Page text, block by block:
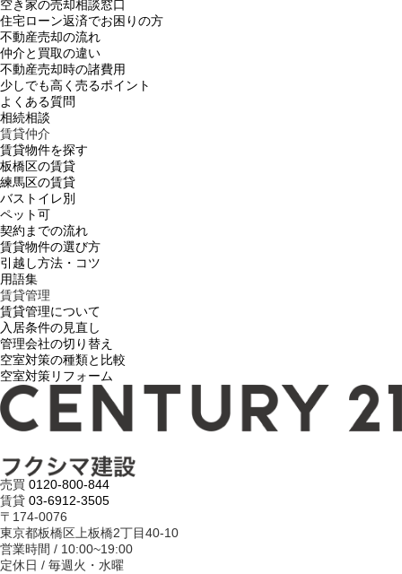
空き家の売却相談窓口
住宅ローン返済でお困りの方
不動産売却の流れ
仲介と買取の違い
不動産売却時の諸費用
少しでも高く売るポイント
よくある質問
相続相談
賃貸仲介
賃貸物件を探す
板橋区の賃貸
練馬区の賃貸
バストイレ別
ペット可
契約までの流れ
賃貸物件の選び方
引越し方法・コツ
用語集
賃貸管理
賃貸管理について
入居条件の見直し
管理会社の切り替え
空室対策の種類と比較
空室対策リフォーム
売買 0120-800-844
賃貸 03-6912-3505
〒174-0076
東京都板橋区上板橋2丁目40-10
営業時間 / 10:00~19:00
定休日 / 毎週火・水曜